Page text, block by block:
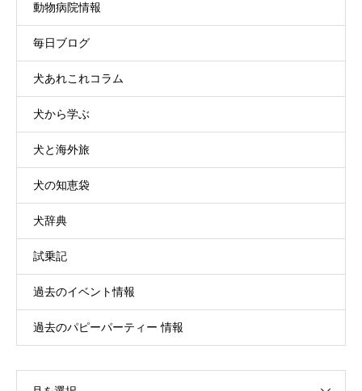
動物病院情報
毎日ブログ
犬あれこれコラム
犬から学ぶ
犬と海外旅
犬の知恵袋
犬辞典
試乗記
過去のイベント情報
過去のパピーパーティー 情報